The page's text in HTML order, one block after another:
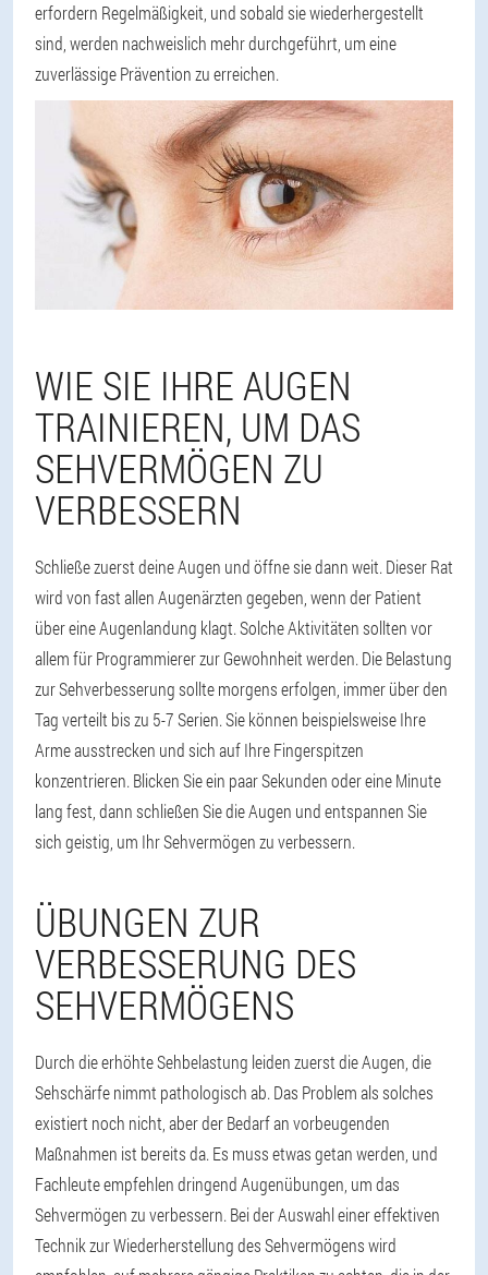
erfordern Regelmäßigkeit, und sobald sie wiederhergestellt
sind, werden nachweislich mehr durchgeführt, um eine
zuverlässige Prävention zu erreichen.
WIE SIE IHRE AUGEN
TRAINIEREN, UM DAS
SEHVERMÖGEN ZU
VERBESSERN
Schließe zuerst deine Augen und öffne sie dann weit. Dieser Rat
wird von fast allen Augenärzten gegeben, wenn der Patient
über eine Augenlandung klagt. Solche Aktivitäten sollten vor
allem für Programmierer zur Gewohnheit werden. Die Belastung
zur Sehverbesserung sollte morgens erfolgen, immer über den
Tag verteilt bis zu 5-7 Serien. Sie können beispielsweise Ihre
Arme ausstrecken und sich auf Ihre Fingerspitzen
konzentrieren. Blicken Sie ein paar Sekunden oder eine Minute
lang fest, dann schließen Sie die Augen und entspannen Sie
sich geistig, um Ihr Sehvermögen zu verbessern.
ÜBUNGEN ZUR
VERBESSERUNG DES
SEHVERMÖGENS
Durch die erhöhte Sehbelastung leiden zuerst die Augen, die
Sehschärfe nimmt pathologisch ab. Das Problem als solches
existiert noch nicht, aber der Bedarf an vorbeugenden
Maßnahmen ist bereits da. Es muss etwas getan werden, und
Fachleute empfehlen dringend Augenübungen, um das
Sehvermögen zu verbessern. Bei der Auswahl einer effektiven
Technik zur Wiederherstellung des Sehvermögens wird